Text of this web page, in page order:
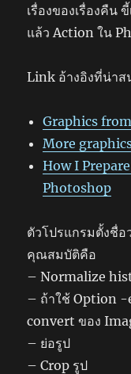
เรื่องของเรื่องคืน
แล้ว Action ใน
Link อ้างอิงที่น่าส
Graphics
More
How I
Photoshop
ตัวโปรแกรมตั้งชื่
คุณสมบัติคือ
– Normalize
– ถ้าใช้ Option -
convert ของ
– ย่อรูป
– Crop รูป